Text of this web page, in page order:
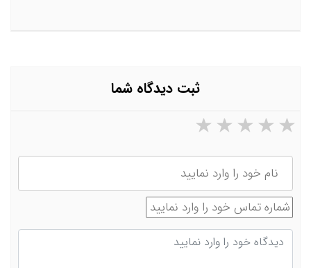
ثبت دیدگاه شما
۵ ستاره از ۵ ۴ ستاره از ۵ ۳ ستاره از ۵ ۲ ستاره از ۵
نام
شماره تماس
دیدگاه